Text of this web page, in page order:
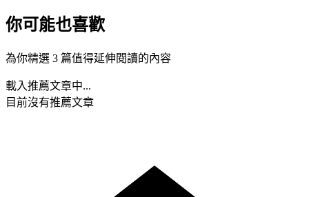
你可能也喜歡
為你精選 3 篇值得延伸閱讀的內容
載入推薦文章中...
目前沒有推薦文章